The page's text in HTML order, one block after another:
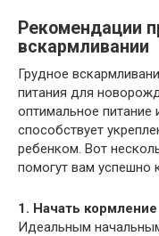
Рекомендации
вскармливании
Грудное
питания для
оптимальное
способствует
ребенком. Вот
помогут вам успешно
1. Начать
Идеальным